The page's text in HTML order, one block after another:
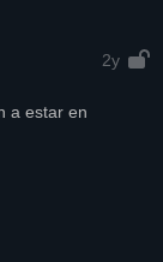
2y
a estar en